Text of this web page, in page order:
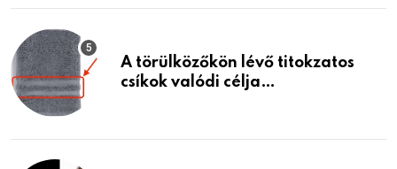
A törülközőkön lévő titokzatos
csíkok valódi célja…